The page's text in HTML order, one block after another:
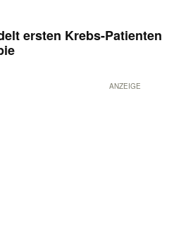
ersten Krebs-Patienten
ANZEIGE